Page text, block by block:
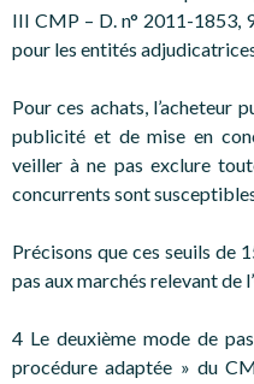
III CMP – D. n° 2011-1853,
pour les entités
Pour ces achats, l’acheteur
publicité et de mise en
veiller à ne pas exclure
concurrents sont
Précisons que ces seuils de
pas aux marchés relevant de
4 Le deuxième mode de
procédure adaptée » du